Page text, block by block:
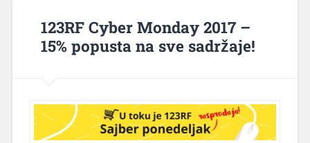
123RF Cyber Monday 2017 –
15% popusta na sve sadržaje!